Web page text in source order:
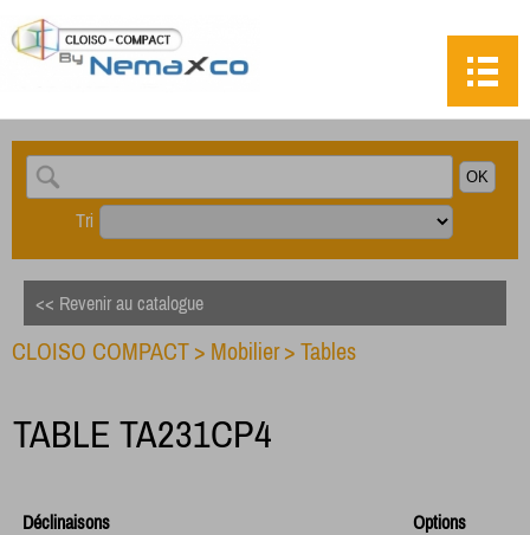
Tri
<< Revenir au catalogue
CLOISO COMPACT > Mobilier > Tables
TABLE TA231CP4
Déclinaisons
Options